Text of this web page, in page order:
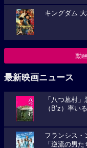
キングダム
動
最新映画ニュース
「八つ墓村
（B’z）率い
フランシス・
「逆流の男た